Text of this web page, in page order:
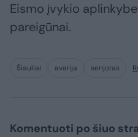
Eismo įvykio
pareigūnai.
Šiauliai avarija senjoras
Komentuoti po šiuo